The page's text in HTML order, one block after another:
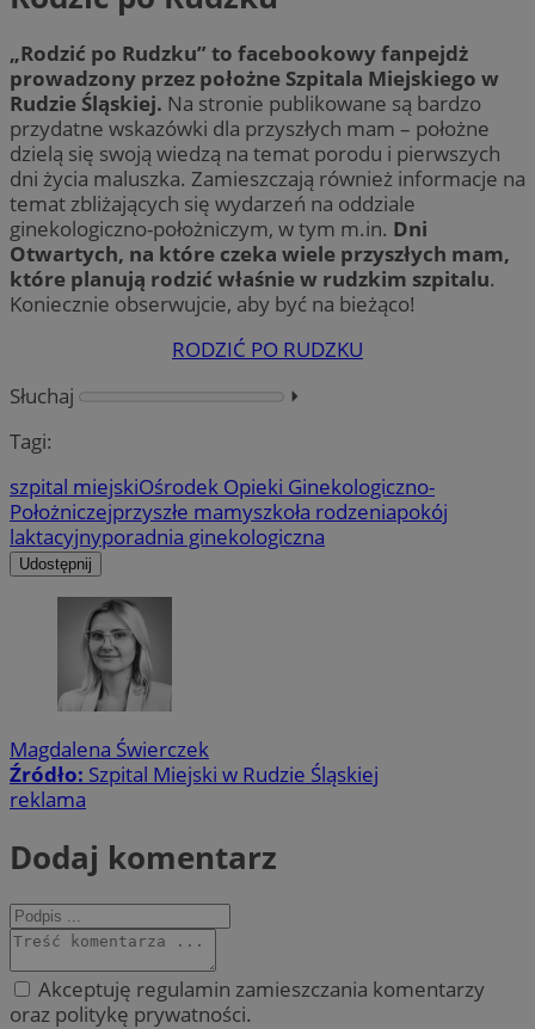
„Rodzić po Rudzku” to facebookowy fanpejdż
prowadzony przez położne Szpitala Miejskiego w
Rudzie Śląskiej. Na stronie publikowane są bardzo
przydatne wskazówki dla przyszłych mam – położne
dzielą się swoją wiedzą na temat porodu i pierwszych
dni życia maluszka. Zamieszczają również informacje na
temat zbliżających się wydarzeń na oddziale
ginekologiczno-położniczym, w tym m.in. Dni
Otwartych, na które czeka wiele przyszłych mam,
które planują rodzić właśnie w rudzkim szpitalu.
Koniecznie obserwujcie, aby być na bieżąco!
RODZIĆ PO RUDZKU
Słuchaj
⏵︎
Tagi:
szpital miejskiOśrodek Opieki Ginekologiczno-
Położniczejprzyszłe mamyszkoła rodzeniapokój
laktacyjnyporadnia ginekologiczna
Udostępnij
Magdalena Świerczek
Źródło: Szpital Miejski w Rudzie Śląskiej
reklama
Dodaj komentarz
Akceptuję regulamin zamieszczania komentarzy
oraz politykę prywatności.